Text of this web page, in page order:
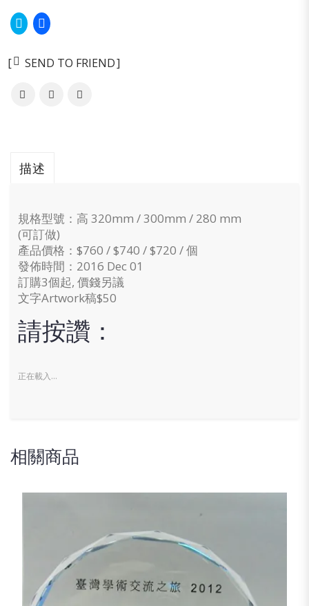
分
享
新
視
開
啟)
按
一
分
享
新
視
SEND TO FRIEND
描述
規格型號：高 320mm / 300mm / 280 mm
(可訂做)
產品價格：$760 / $740 / $720 / 個
發佈時間：2016 Dec 01
訂購3個起, 價錢另議
文字Artwork稿$50
請按讚：
正在載入...
相關商品